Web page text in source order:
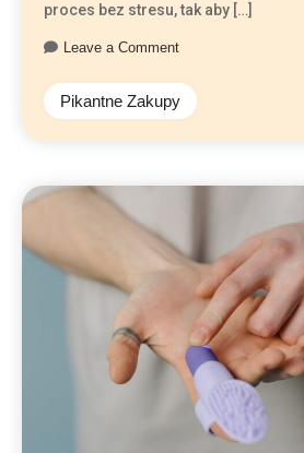
proces bez stresu, tak aby […]
Leave a Comment
Pikantne Zakupy